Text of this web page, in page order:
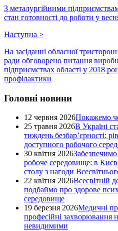
З металургійними
стан готовності до роботи у
Наступна >
На засіданні обласної
ради обговорено питання
підприємствах області у 2018
профілактики
Головні новини
12 червня 2026Покажемо
25 травня 2026В Україні
тиждень безбар’єрності:
доступного робочого
30 квітня 2026
робоче середовище: в
столу з нагоди
22 квітня 2026Всесвітній
подбаймо про здорове
середовище
19 березня 2026Медичні
професійні захворювання
невидимими